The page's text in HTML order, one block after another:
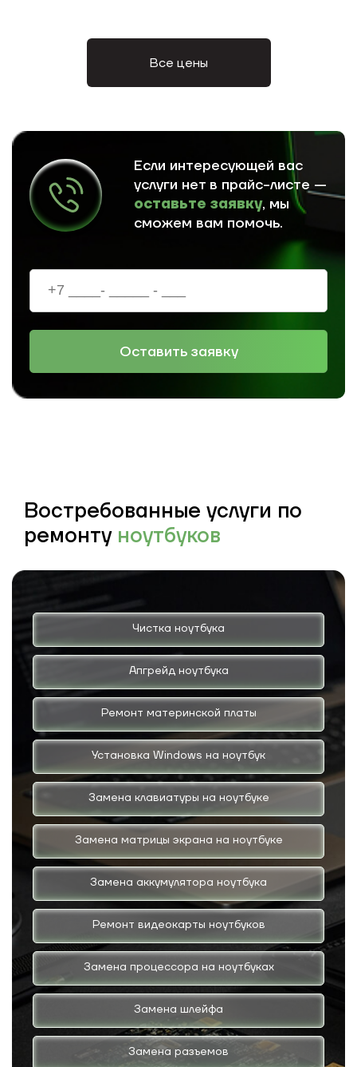
Все цены
Если интересующей вас
услуги нет в прайс-листе —
оставьте заявку, мы
сможем вам помочь.
Оставить заявку
Востребованные услуги по
ремонту ноутбуков
Чистка ноутбука
Апгрейд ноутбука
Ремонт материнской платы
Установка Windows на ноутбук
Замена клавиатуры на ноутбуке
Замена матрицы экрана на ноутбуке
Замена аккумулятора ноутбука
Ремонт видеокарты ноутбуков
Замена процессора на ноутбуках
Замена шлейфа
Замена разъемов